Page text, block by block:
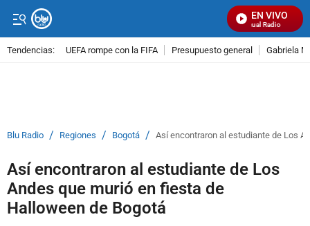
EN VIVO
Señal Visual Radio
Tendencias: UEFA rompe con la FIFA Presupuesto general Gabriela
Blu Radio / Regiones / Bogotá / Así encontraron al estudiante de Los
Así encontraron al estudiante de Los
Andes que murió en fiesta de
Halloween de Bogotá